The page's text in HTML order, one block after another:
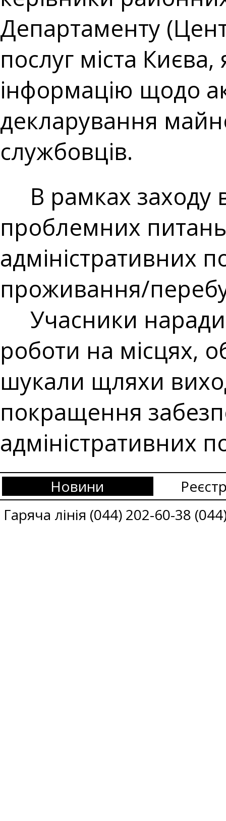
Департаменту
послуг міста
інформацію щодо
декларування
службовців.
В рамках заходу
проблемних питань
адміністративних
проживання/
Учасники наради
роботи на місцях,
шукали щляхи
покращення
адміністративних
Новини
Гаряча лінія (044) 202-60-38